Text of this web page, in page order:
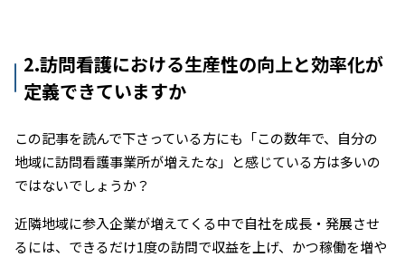
2.訪問看護における生産性の向上と効率化が
定義できていますか
この記事を読んで下さっている方にも「この数年で、自分の
地域に訪問看護事業所が増えたな」と感じている方は多いの
ではないでしょうか？
近隣地域に参入企業が増えてくる中で自社を成長・発展させ
るには、できるだけ1度の訪問で収益を上げ、かつ稼働を増や